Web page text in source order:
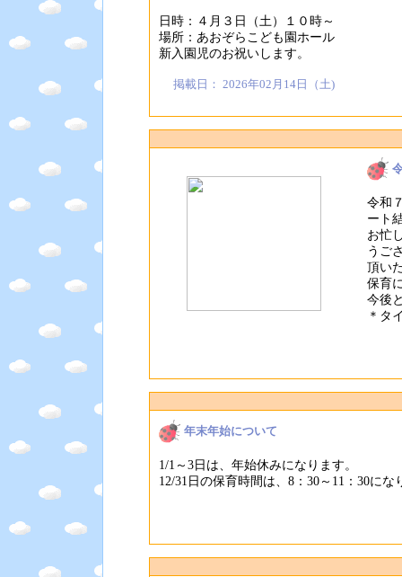
日時：４月３日（土）１０時～
場所：あおぞらこども園ホール
新入園児のお祝いします。
掲載日： 2026年02月14日（土)
令和
ート
お忙
うご
頂い
保育
今後
＊タ
年末年始について
1/1～3日は、年始休みになります。
12/31日の保育時間は、8：30～11：30に